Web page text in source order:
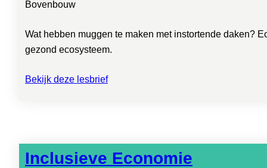
Bovenbouw
Wat hebben muggen te maken met instortende daken?
gezond ecosysteem.
Bekijk deze lesbrief
Inclusieve Economie